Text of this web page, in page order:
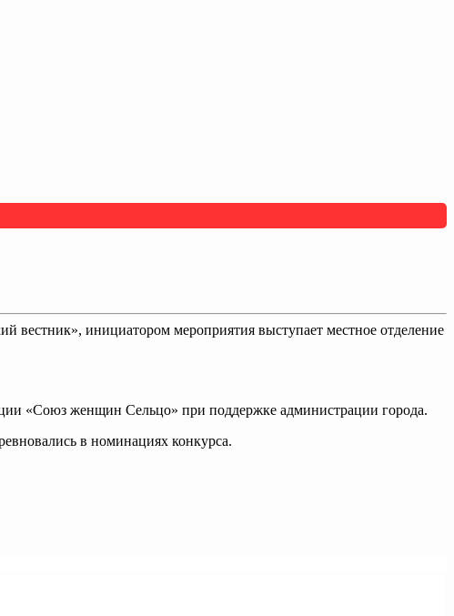
вестник», инициатором мероприятия выступает местное отделение
«Союз женщин Сельцо» при поддержке администрации города.
в номинациях конкурса.